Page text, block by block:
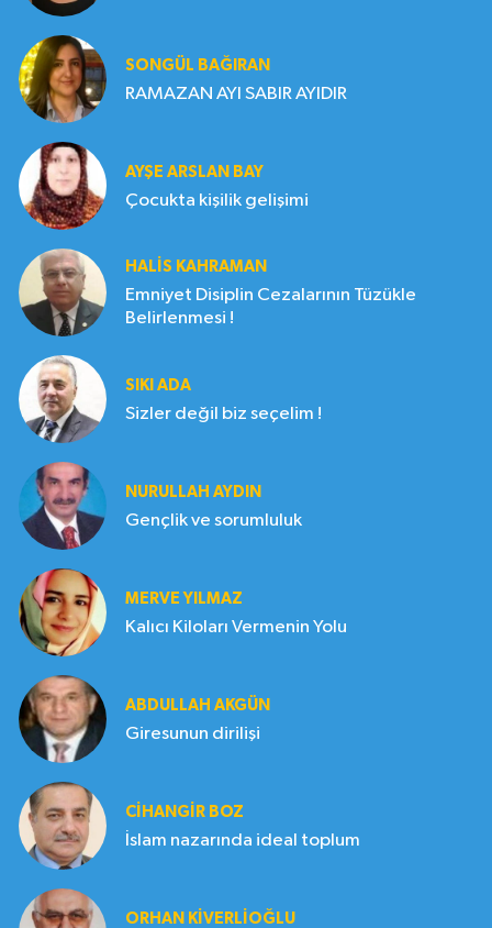
SONGÜL BAĞIRAN
RAMAZAN AYI SABIR AYIDIR
AYŞE ARSLAN BAY
Çocukta kişilik gelişimi
HALIS KAHRAMAN
Emniyet Disiplin Cezalarının Tüzükle
Belirlenmesi !
SIKI ADA
Sizler değil biz seçelim !
NURULLAH AYDIN
Gençlik ve sorumluluk
MERVE YILMAZ
Kalıcı Kiloları Vermenin Yolu
ABDULLAH AKGÜN
Giresunun dirilişi
CIHANGIR BOZ
İslam nazarında ideal toplum
ORHAN KIVERLIOĞLU